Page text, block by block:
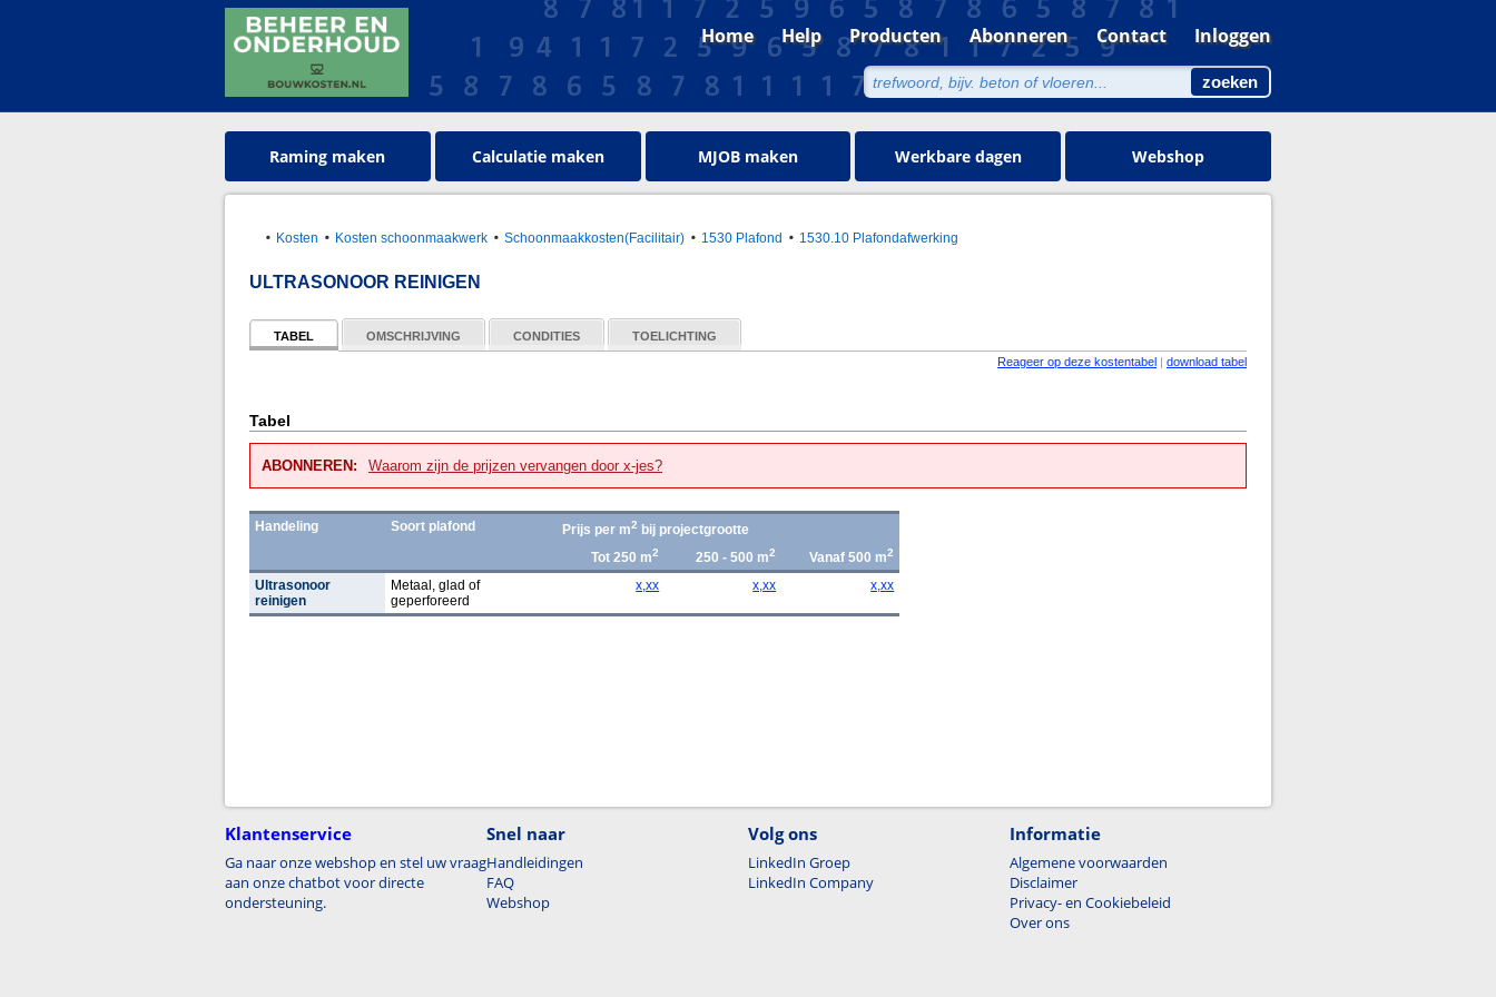
Home Help Producten Abonneren Contact Inloggen
Raming maken Calculatie maken MJOB maken Werkbare dagen Webshop
Kosten Kosten schoonmaakwerk Schoonmaakkosten(Facilitair) 1530 Plafond 1530.10 Plafondafwerking
ULTRASONOOR REINIGEN
TABEL OMSCHRIJVING CONDITIES
TOELICHTING
Reageer op deze kostentabel | download tabel
Tabel
ABONNEREN: Waarom zijn de prijzen vervangen door x-jes?
Handeling Soort plafond Prijs per m2 bij projectgrootte
Tot 250 m2 250 - 500 m2 Vanaf 500 m2
Ultrasonoor
reinigen
Metaal, glad of
geperforeerd
x,xx x,xx x,xx
Klantenservice
Ga naar onze webshop en stel uw vraag
aan onze chatbot voor directe
ondersteuning.
Snel naar
Handleidingen
FAQ
Webshop
Volg ons
LinkedIn Groep
LinkedIn Company
Informatie
Algemene voorwaarden
Disclaimer
Privacy- en Cookiebeleid
Over ons